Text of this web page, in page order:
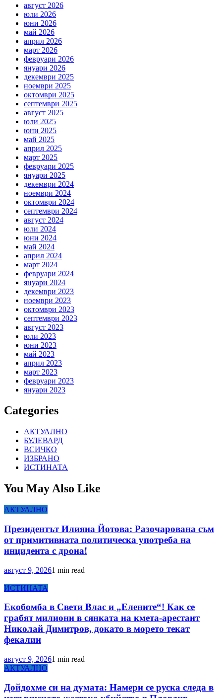
август 2026
юли 2026
юни 2026
май 2026
април 2026
март 2026
февруари 2026
януари 2026
декември 2025
ноември 2025
октомври 2025
септември 2025
август 2025
юли 2025
юни 2025
май 2025
април 2025
март 2025
февруари 2025
януари 2025
декември 2024
ноември 2024
октомври 2024
септември 2024
август 2024
юли 2024
юни 2024
май 2024
април 2024
март 2024
февруари 2024
януари 2024
декември 2023
ноември 2023
октомври 2023
септември 2023
август 2023
юли 2023
юни 2023
май 2023
април 2023
март 2023
февруари 2023
януари 2023
Categories
АКТУАЛНО
БУЛЕВАРД
ВСИЧКО
ИЗБРАНО
ИСТИНАТА
You May Also Like
АКТУАЛНО
Президентът Илияна Йотова: Разочарована съм
от примитивната политическа употреба на
инцидента с дрона!
август 9, 20261 min read
ИСТИНАТА
Екобомба в Свети Влас и „Елените“! Как се
грабят милиони в сянката на кмета-арестант
Николай Димитров, докато в морето текат
фекалии
август 9, 20261 min read
АКТУАЛНО
Дойдохме си на думата: Намери се руска следа в